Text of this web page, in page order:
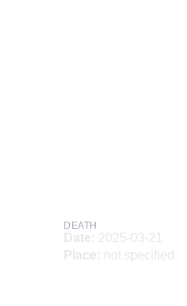
DEATH
Date: 2025-03-21
Place: not specified